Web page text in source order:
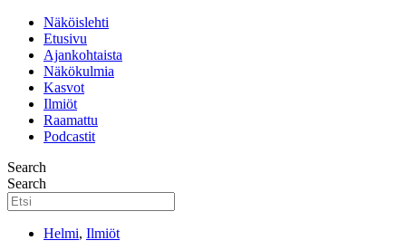
Näköislehti
Etusivu
Ajankohtaista
Näkökulmia
Kasvot
Ilmiöt
Raamattu
Podcastit
Search
Search
Helmi, Ilmiöt